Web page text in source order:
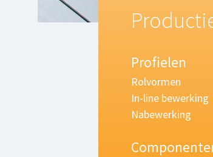
Profielen
Rolvormen
In-line bewerking
Nabewerking